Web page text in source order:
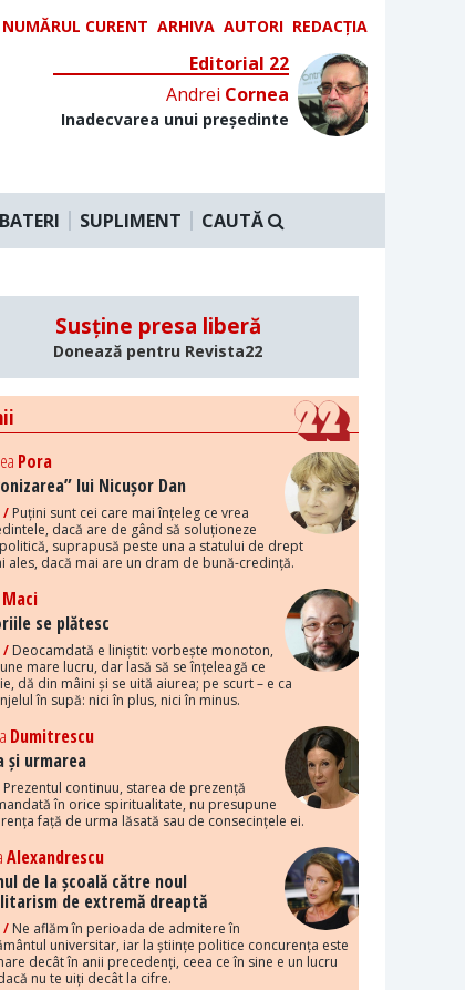
NUMĂRUL CURENT ARHIVA AUTORI REDACȚIA
Editorial 22
Andrei Cornea
Inadecvarea unui președinte
SUPLIMENT CAUTĂ
Susține presa liberă
Donează pentru Revista22
Pora
lui Nicușor Dan
/ Puțini sunt cei care mai înțeleg ce vrea
dacă are de gând să soluționeze
suprapusă peste una a statului de drept
ales, dacă mai are un dram de bună-credință.
Maci
se plătesc
/ Deocamdată e liniștit: vorbește monoton,
mare lucru, dar lasă să se înțeleagă ce
dă din mâini și se uită aiurea; pe scurt – e ca
în supă: nici în plus, nici în minus.
Dumitrescu
și urmarea
Prezentul continuu, starea de prezență
în orice spiritualitate, nu presupune
față de urma lăsată sau de consecințele ei.
Alexandrescu
de la școală către noul
de extremă dreaptă
/ Ne aflăm în perioada de admitere în
universitar, iar la științe politice concurența este
decât în anii precedenți, ceea ce în sine e un lucru
nu te uiți decât la cifre.